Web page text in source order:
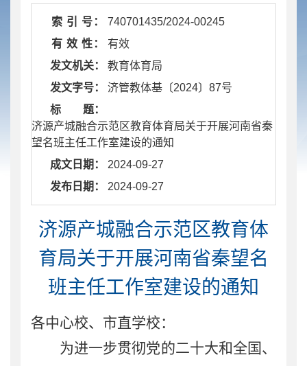
索 引 号：
740701435/2024-00245
有 效 性：
有效
发文机关：
教育体育局
发文字号：
济管教体基〔2024〕87号
标 题：
济源产城融合示范区教育体育局关于开展河南省秦
望名班主任工作室建设的通知
成文日期：
2024-09-27
发布日期：
2024-09-27
济源产城融合示范区教育体
育局关于开展河南省秦望名
班主任工作室建设的通知
各中心校、市直学校：
为进一步贯彻党的二十大和全国、